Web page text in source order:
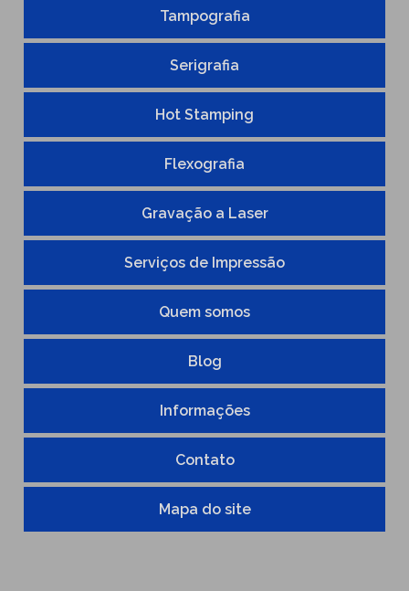
GRAVAÇÃO DE PEÇAS A LASER
GRAVAÇÃO EM ÓCULOS
SERIGRAFIA EM EMBALAGENS
SERVIÇOS DE USINAGEM
GRAVAÇÃO A LASER EM METAL
ETIQUETA TÊXTIL
Tampografia
Serigrafia
Hot Stamping
Flexografia
Gravação a Laser
Serviços de Impressão
Quem somos
Blog
Informações
Contato
Mapa do site